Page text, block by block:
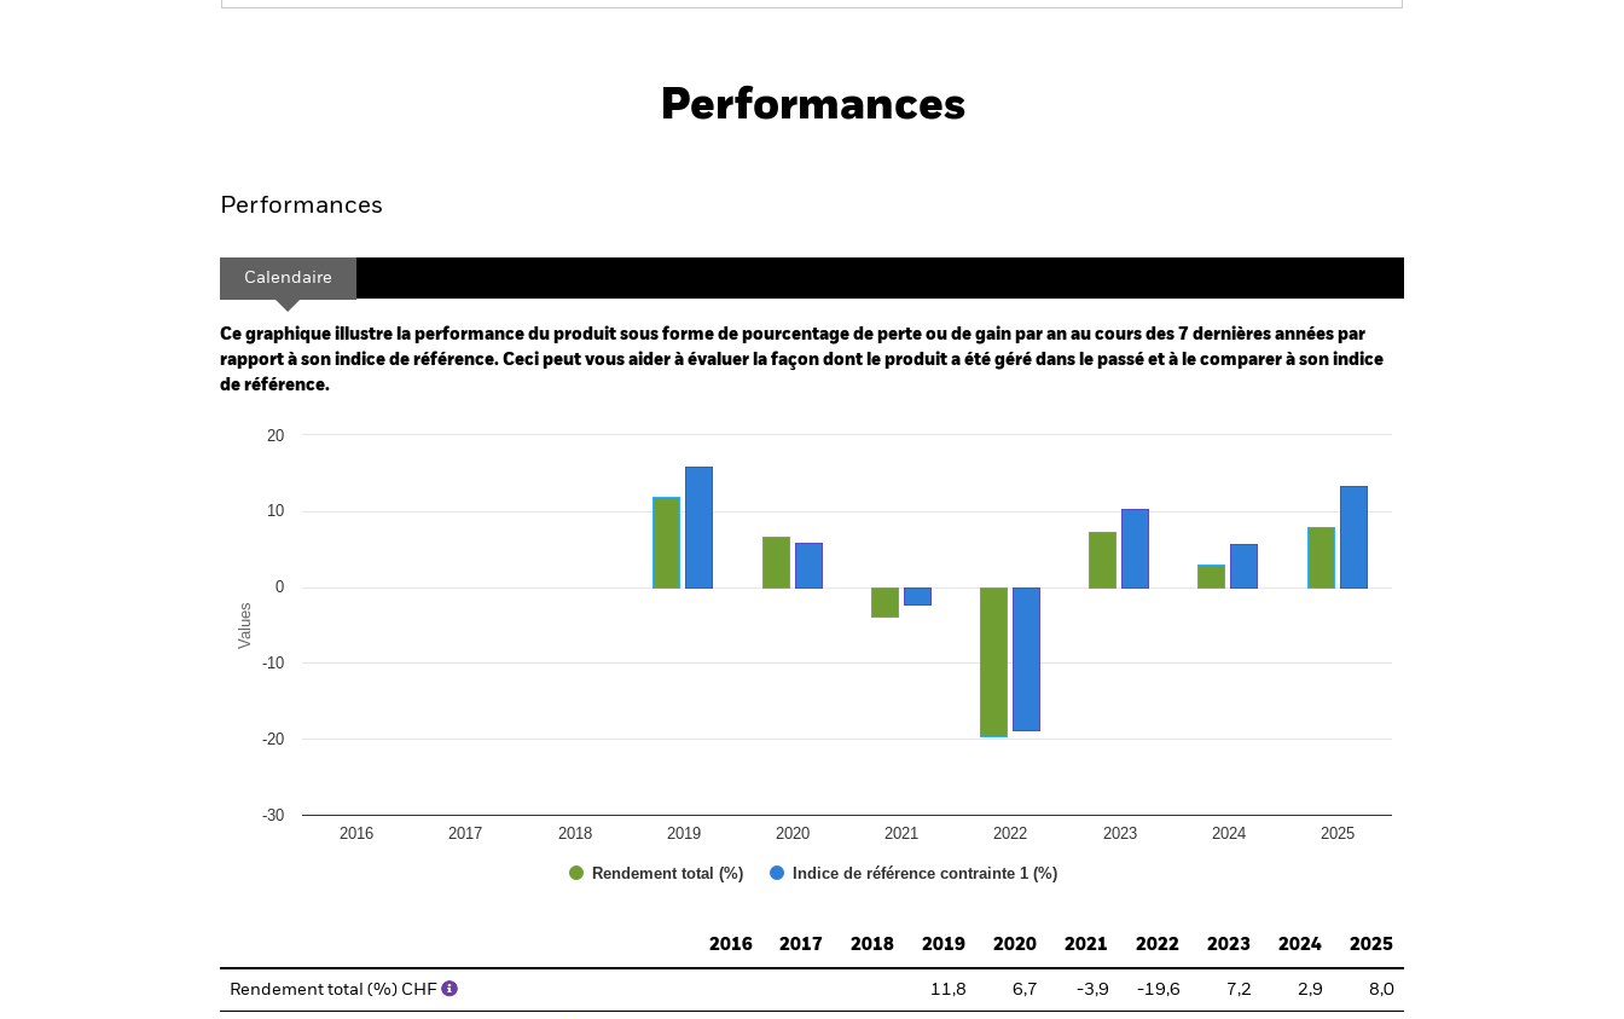
Performance
Performances
Performances
Calendaire
Ce graphique illustre la performance du produit sous forme de pourcentage de perte ou de gain par an au cours des 7 dernières années par
rapport à son indice de référence. Ceci peut vous aider à évaluer la façon dont le produit a été géré dans le passé et à le comparer à son indice
de référence.
Bar chart with 2 data series.
Values
Rendement total (%) Indice de référence contrainte 1 (%)
2016 2017 2018 2019 2020 2021 2022 2023 2024 2025
-30
-20
-10
0
10
20
2016
2017 2018 2019 2020 2021 2022 2023 2024 2025
Rendement total (%) CHF 11,8 6,7 -3,9 -19,6 7,2 2,9 8,0